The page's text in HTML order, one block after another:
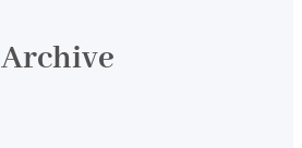
Archive